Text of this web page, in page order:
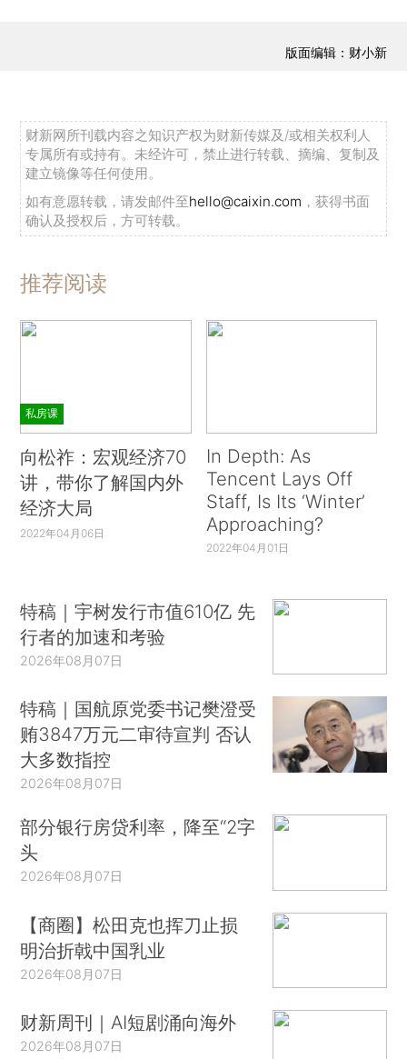
版面编辑：财小新
财新网所刊载内容之知识产权为财新传媒及/或相关权利人
专属所有或持有。未经许可，禁止进行转载、摘编、复制及
建立镜像等任何使用。
如有意愿转载，请发邮件至hello@caixin.com ，获得书面
确认及授权后，方可转载。
推荐阅读
私房课
向松祚：宏观经济70
讲，带你了解国内外
经济大局
2022年04月06日
In Depth: As
Tencent Lays Off
Staff, Is Its ‘Winter’
Approaching?
2022年04月01日
特稿｜宇树发行市值610亿 先
行者的加速和考验
2026年08月07日
特稿｜国航原党委书记樊澄受
贿3847万元二审待宣判 否认
大多数指控
2026年08月07日
部分银行房贷利率，降至“2字
头
2026年08月07日
【商圈】松田克也挥刀止损
明治折戟中国乳业
2026年08月07日
财新周刊｜AI短剧涌向海外
2026年08月07日